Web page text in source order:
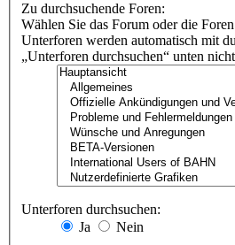
Zu durchsuchende Foren:
Wählen Sie das Forum oder die
Unterforen werden automatisch mit
„Unterforen durchsuchen“ unten
Unterforen durchsuchen:
Ja
Nein